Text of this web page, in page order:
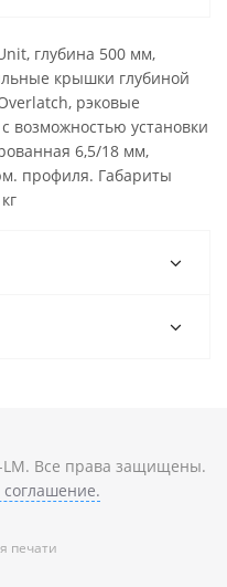
глубина 500 мм,
крышки глубиной
рэковые
возможностью установки
6,5/18 мм,
профиля. Габариты
Все права защищены.
соглашение.
печати